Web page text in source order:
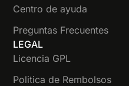
Centro de ayuda
Preguntas Frecuentes
LEGAL
Licencia GPL
Politica de Rembolsos